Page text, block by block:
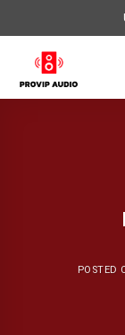
to
content
POSTED